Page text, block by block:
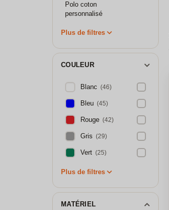
Polo coton
personnalisé
Plus de filtres
COULEUR
Blanc (46)
Bleu (45)
Rouge (42)
Gris (29)
Vert (25)
Plus de filtres
MATÉRIEL